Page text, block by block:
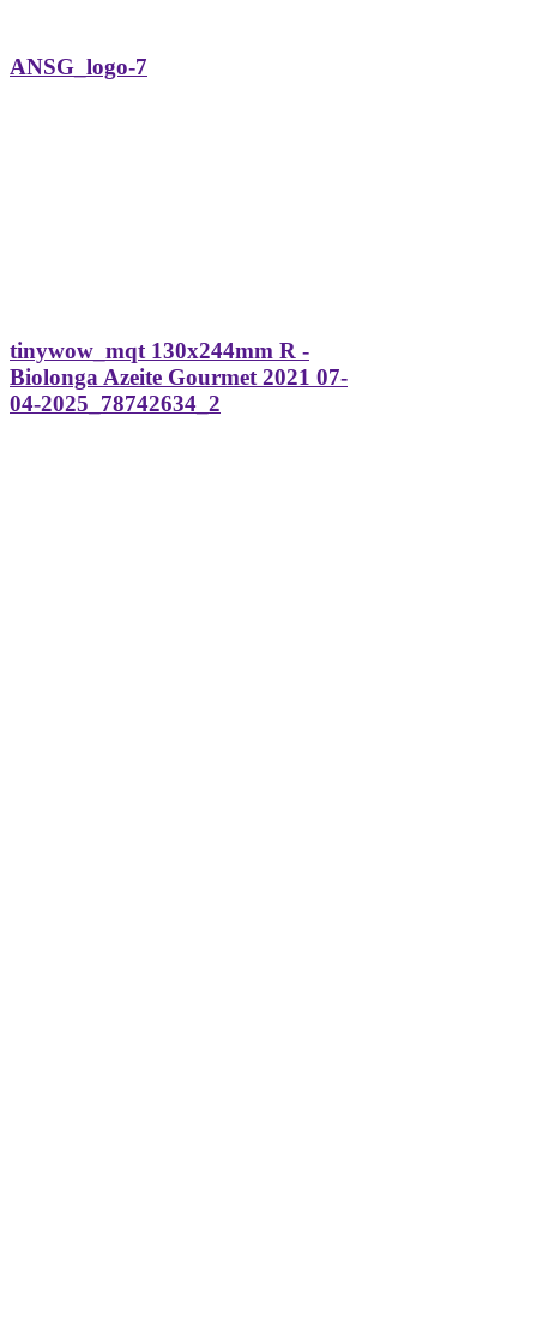
ANSG_logo-7
tinywow_mqt 130x244mm R -
Biolonga Azeite Gourmet 2021 07-
04-2025_78742634_2